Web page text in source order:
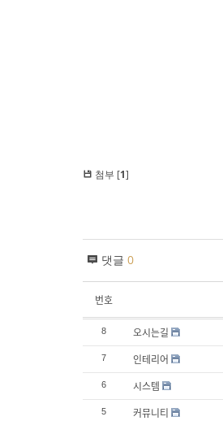
첨부 [1]
댓글 0
번호
8 오시는길
7 인테리어
6 시스템
5 커뮤니티